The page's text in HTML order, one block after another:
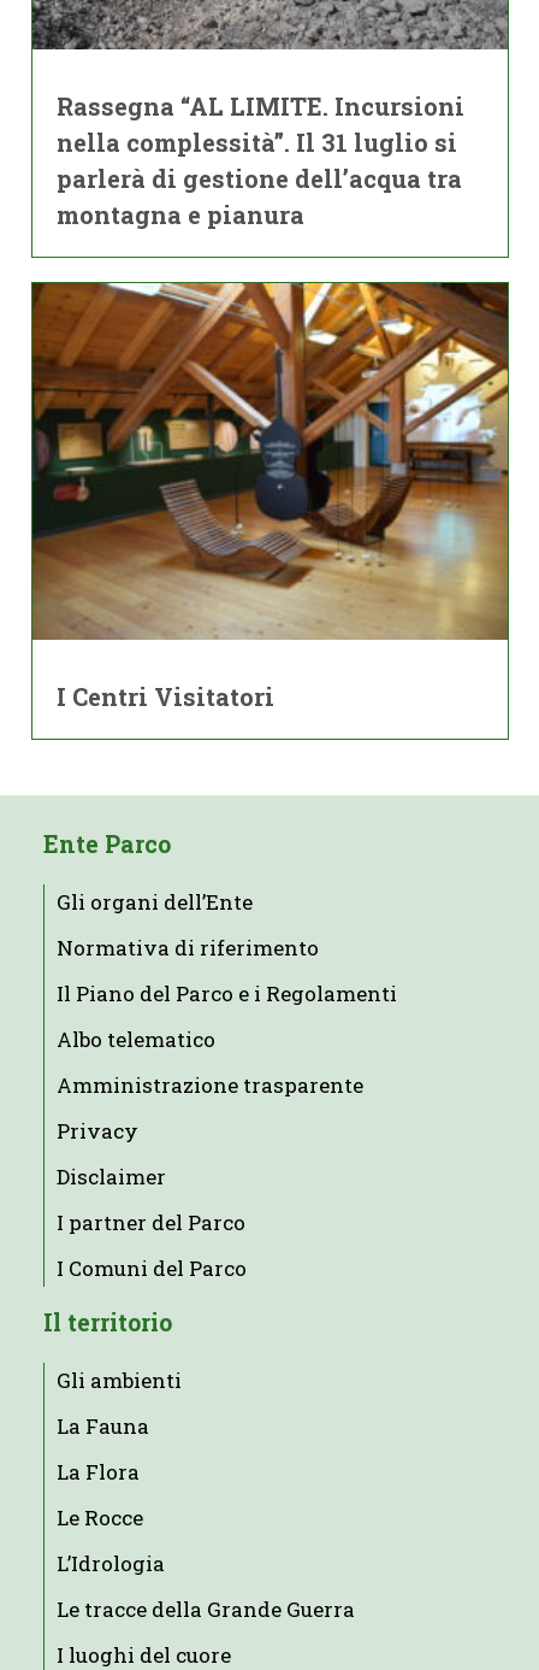
Rassegna “AL LIMITE. Incursioni
nella complessità”. Il 31 luglio si
parlerà di gestione dell’acqua tra
montagna e pianura
I Centri Visitatori
Ente Parco
Gli organi dell’Ente
Normativa di riferimento
Il Piano del Parco e i Regolamenti
Albo telematico
Amministrazione trasparente
Privacy
Disclaimer
I partner del Parco
I Comuni del Parco
Il territorio
Gli ambienti
La Fauna
La Flora
Le Rocce
L’Idrologia
Le tracce della Grande Guerra
I luoghi del cuore